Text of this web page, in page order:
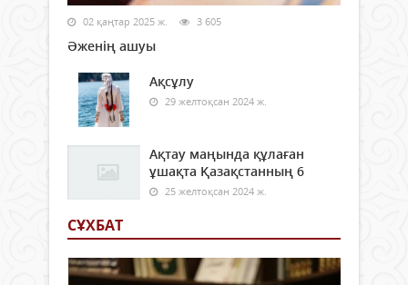
02 қаңтар 2025 ж. 3 605
Әженің ашуы
Ақсұлу
29 желтоқсан 2024 ж.
Ақтау маңында құлаған
ұшақта Қазақстанның 6
25 желтоқсан 2024 ж.
СҰХБАТ